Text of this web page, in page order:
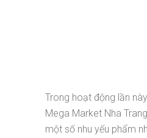
Trong hoạt động lần
Mega Market Nha
một số nhu yếu phẩm